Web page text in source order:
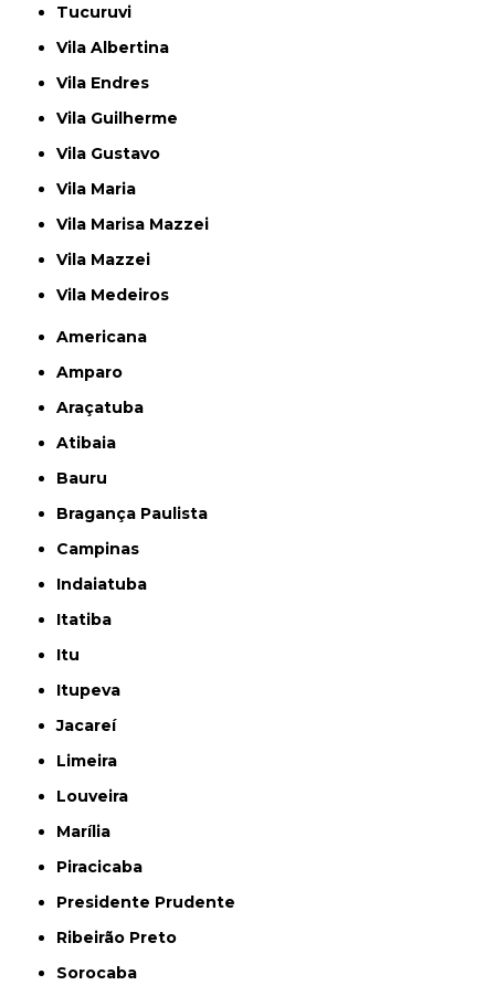
Tucuruvi
Vila Albertina
Vila Endres
Vila Guilherme
Vila Gustavo
Vila Maria
Vila Marisa Mazzei
Vila Mazzei
Vila Medeiros
Americana
Amparo
Araçatuba
Atibaia
Bauru
Bragança Paulista
Campinas
Indaiatuba
Itatiba
Itu
Itupeva
Jacareí
Limeira
Louveira
Marília
Piracicaba
Presidente Prudente
Ribeirão Preto
Sorocaba